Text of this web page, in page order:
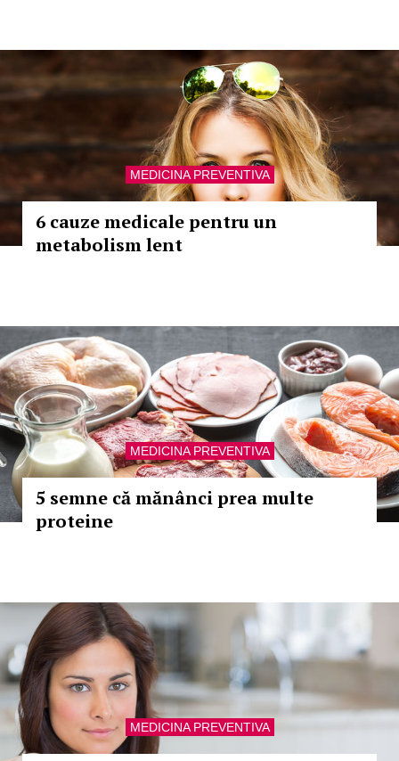
MEDICINA PREVENTIVA
6 cauze medicale pentru un
metabolism lent
MEDICINA PREVENTIVA
5 semne că mănânci prea multe
proteine
MEDICINA PREVENTIVA